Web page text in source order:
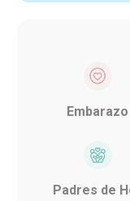
Embarazo
Padres de